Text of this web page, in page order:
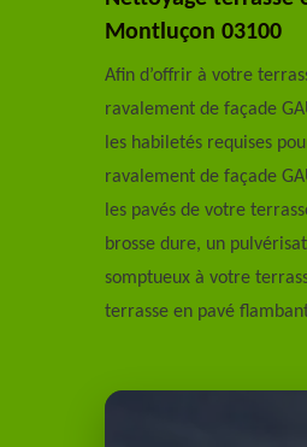
Montluçon 03100
Afin d’offrir à votre
ravalement de façade
les habiletés requises
ravalement de façade
les pavés de votre
brosse dure, un
somptueux à votre
terrasse en pavé